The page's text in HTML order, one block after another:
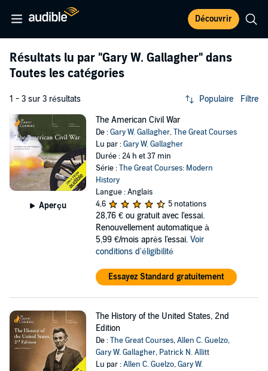
Découvrir
Résultats lu par "Gary W. Gallagher" dans
Toutes les catégories
1 - 3 sur 3 résultats Populaire Filtre
Aperçu
The American Civil War
De :Gary W. Gallagher,The Great Courses
Lu par :Gary W. Gallagher
Durée : 24 h et 37 min
Série :The Great Courses: Modern
History
Langue : Anglais
4,6
5 notations
28,76 € ou gratuit avec l'essai.
Renouvellement automatique à
5,99 €/mois après l'essai. Voir
conditions d'éligibilité
Essayez Standard gratuitement
The History of the United States, 2nd
Edition
De :The Great Courses,Allen C. Guelzo,
Gary W. Gallagher, Patrick N. Allitt
Lu par :Allen C. Guelzo,Gary W.